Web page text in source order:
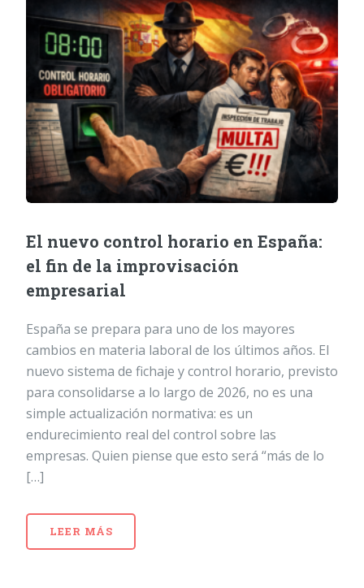
El nuevo control horario en España:
el fin de la improvisación
empresarial
España se prepara para uno de los mayores
cambios en materia laboral de los últimos años. El
nuevo sistema de fichaje y control horario, previsto
para consolidarse a lo largo de 2026, no es una
simple actualización normativa: es un
endurecimiento real del control sobre las
empresas. Quien piense que esto será “más de lo
[…]
LEER MÁS